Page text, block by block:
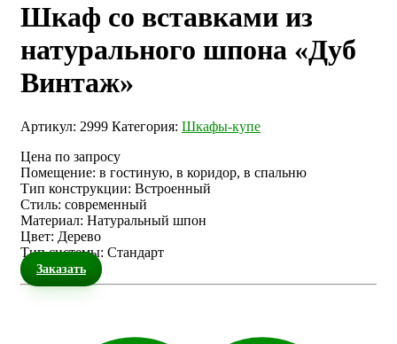
Шкаф со вставками из
натурального шпона «Дуб
Винтаж»
Артикул: 2999 Категория: Шкафы-купе
Цена по запросу
Помещение: в гостиную, в коридор, в спальню
Тип конструкции: Встроенный
Стиль: современный
Материал: Натуральный шпон
Цвет: Дерево
Тип системы: Стандарт
Заказать